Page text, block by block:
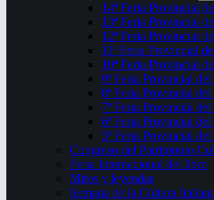
14ª Feria Provincial
13ª Feria Provincial
12ª Feria Provincial
11ª Feria Provincial
10ª Feria Provincial
9ª Feria Provincial
8ª Feria Provincial
7ª Feria Provincial
6ª Feria Provincial
5ª Feria Provincial
Congreso del Patrimonio
Feria Internacional del libro
Mitos y leyendas
Semana de la Cultura Italiana